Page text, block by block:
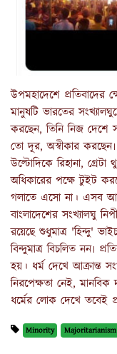
উপমহাদেশে প্রতিবাদের
মানুষটি ভারতের
করছেন, তিনি নিজ দেশে
তো দূর, অস্বীকার
উল্টোদিকে রিহানা,
অধিকারের পক্ষে টুইট
গলাতে এসো না। এসব
বাংলাদেশের সংখ্যালঘু
রয়েছে শুধুমাত্র 'হিন্দু'
বিন্দুমাত্র বিচলিত নন৷
হয়। ধর্ম দেখে আক্রান্ত
নিরপেক্ষতা নেই, মানবিক
ধর্মের লোক দেখে তবেই
Minority Majoritarianism